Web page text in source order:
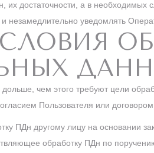
их достаточности, а в
незамедлительно уведомлять
чем этого требуют цели
Пользователя или
ПДн другому лицу на основании
обработку ПДн по